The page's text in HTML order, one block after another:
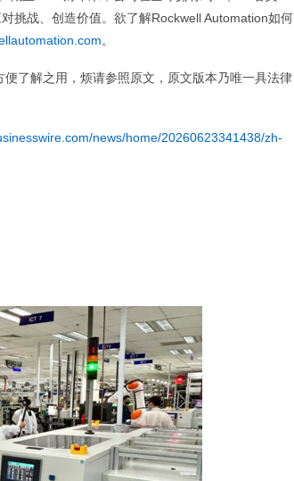
挑战、创造价值。欲了解Rockwell Automation如何
。
了解之用，烦请参照原文，原文版本乃唯一具法律
news/home/20260623341438/zh-